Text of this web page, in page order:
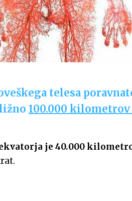
telesa
100.000 kilometrov
je 40.000